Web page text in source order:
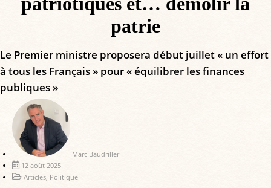
patrie
Le Premier ministre proposera début juillet « un effort
à tous les Français » pour « équilibrer les finances
publiques »
Marc Baudriller
12 août 2025
Articles Politique